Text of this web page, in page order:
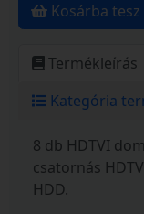
Kosárba tesz
Termékleírás
Kategória
8 db HDTVI
csatornás
HDD.